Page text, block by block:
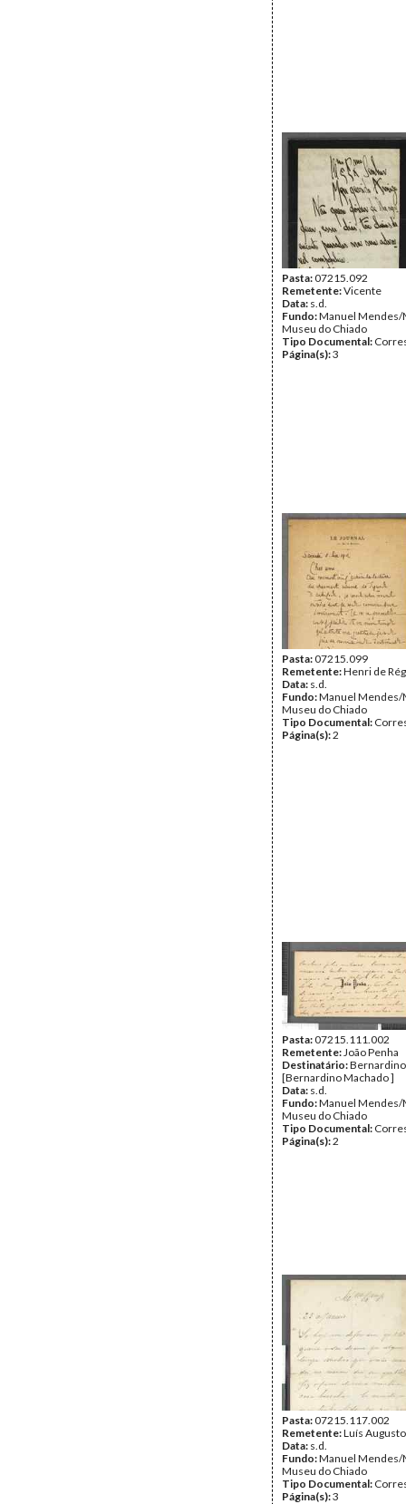
Pasta:07215.092
Remetente:Vicente
Data: s.d.
Fundo:Manuel Mendes/
Museu do Chiado
Tipo Documental:
Página(s):3
Pasta:07215.099
Remetente:Henri de
Data: s.d.
Fundo:Manuel Mendes/
Museu do Chiado
Tipo Documental:
Página(s):2
Pasta:07215.111.002
Remetente:João Penha
Destinatário:Bernardino
[Bernardino Machado ]
Data: s.d.
Fundo:Manuel Mendes/
Museu do Chiado
Tipo Documental:
Página(s):2
Pasta:07215.117.002
Remetente:Luís
Data: s.d.
Fundo:Manuel Mendes/
Museu do Chiado
Tipo Documental:
Página(s):3